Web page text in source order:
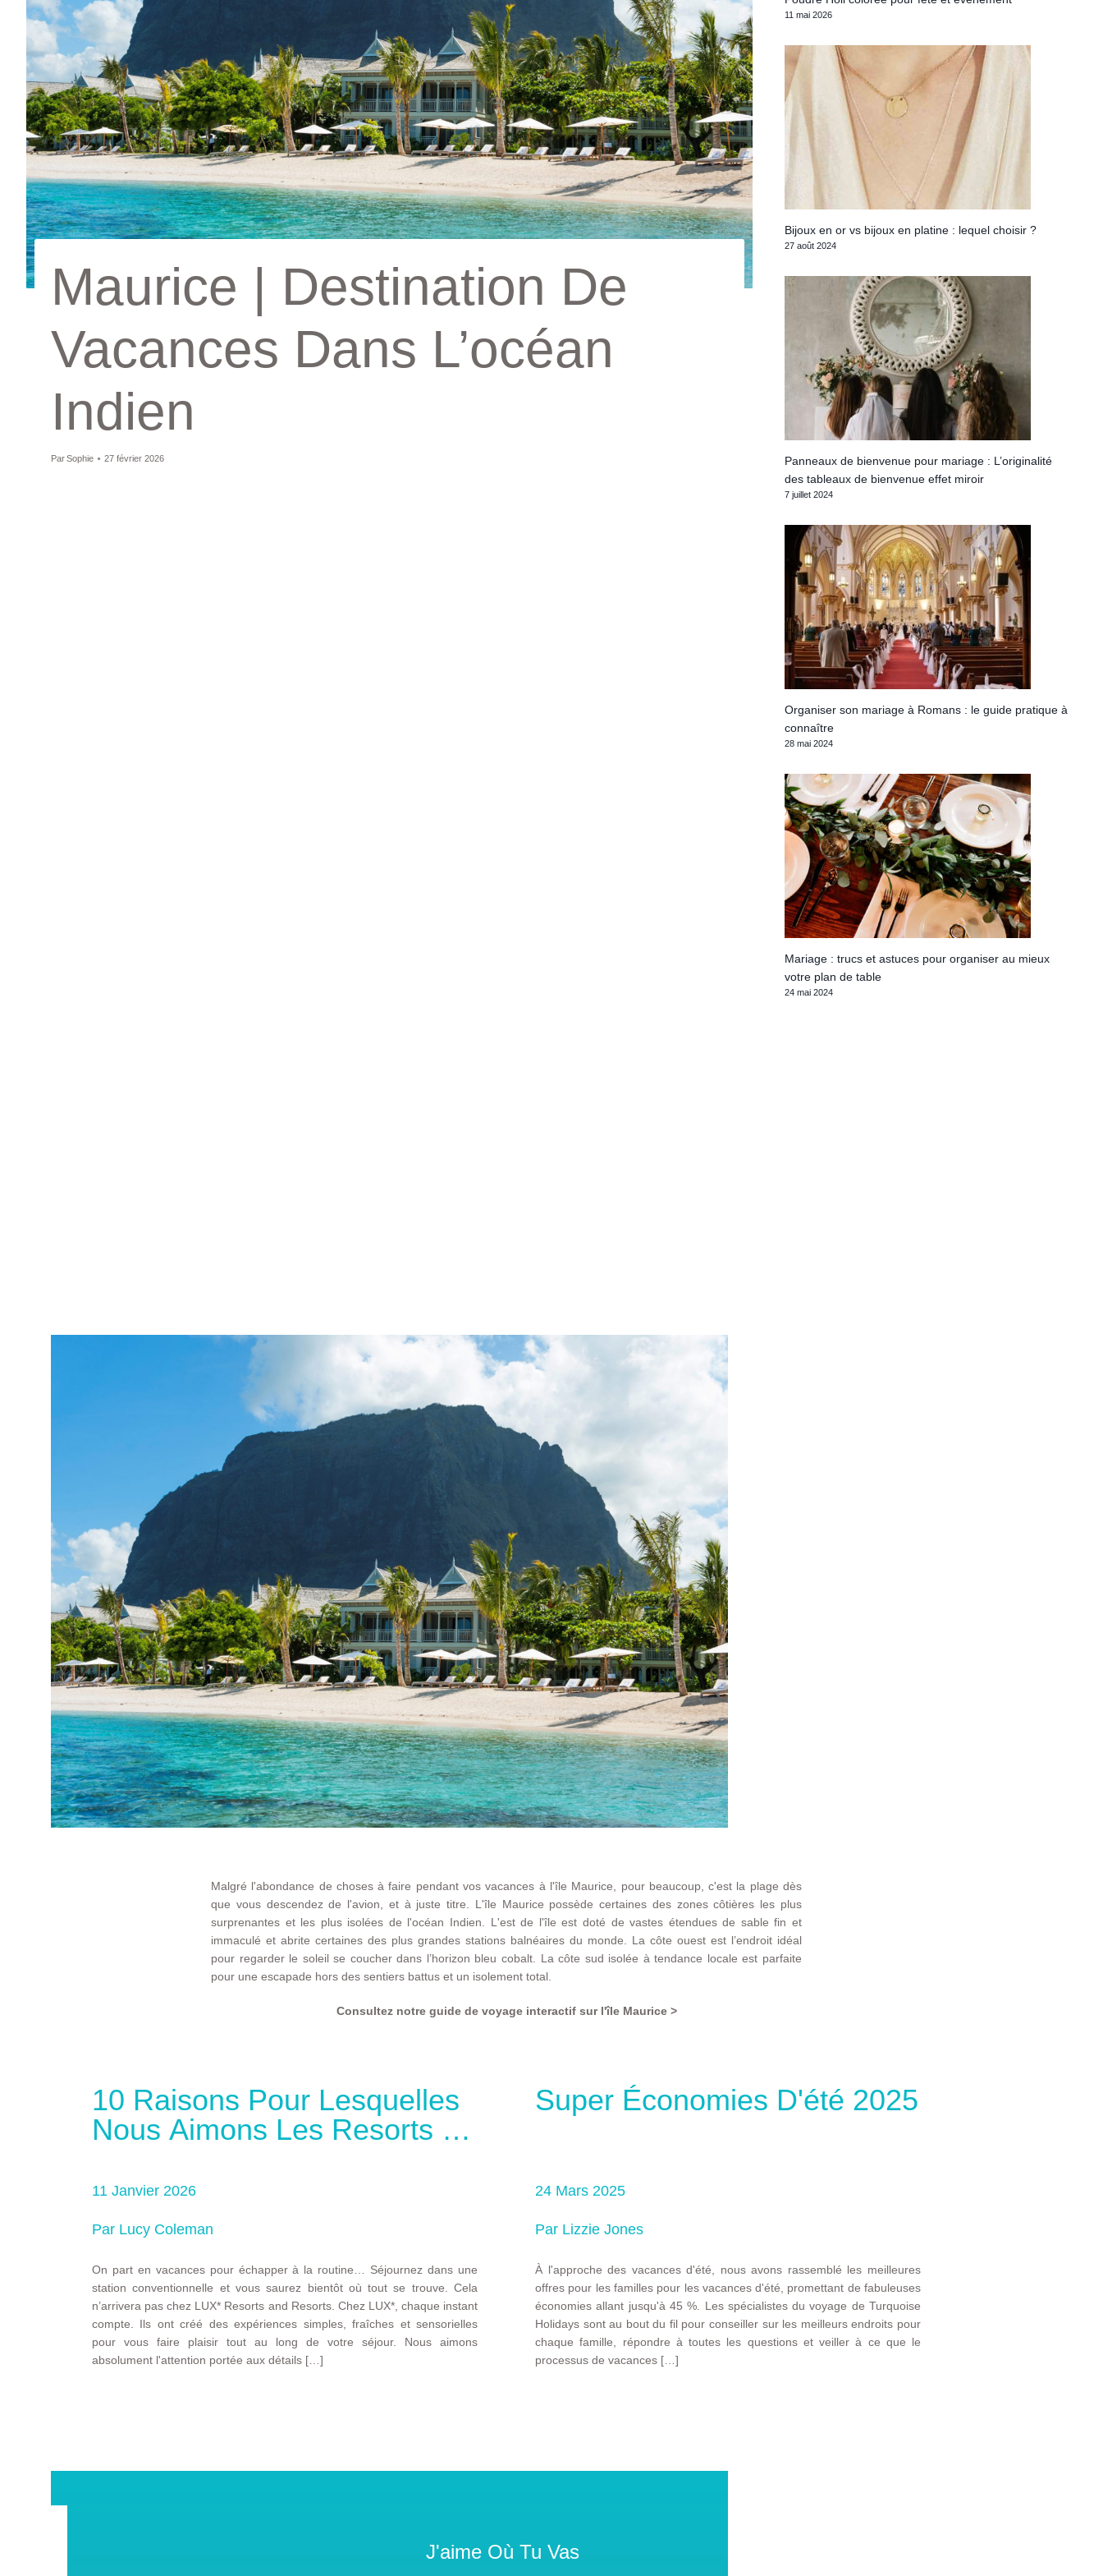
Maurice | Destination De
Vacances Dans L’océan
Indien
ParSophie 27 février 2026
Malgré l'abondance de choses à faire pendant vos vacances à l'île Maurice, pour beaucoup, c'est la plage dès
que vous descendez de l'avion, et à juste titre. L'île Maurice possède certaines des zones côtières les plus
surprenantes et les plus isolées de l'océan Indien. L'est de l'île est doté de vastes étendues de sable fin et
immaculé et abrite certaines des plus grandes stations balnéaires du monde. La côte ouest est l’endroit idéal
pour regarder le soleil se coucher dans l’horizon bleu cobalt. La côte sud isolée à tendance locale est parfaite
pour une escapade hors des sentiers battus et un isolement total.
Consultez notre guide de voyage interactif sur l'île Maurice >
10 Raisons Pour Lesquelles
Nous Aimons Les Resorts Et
11 Janvier 2026
Par Lucy Coleman
On part en vacances pour échapper à la routine… Séjournez dans une
station conventionnelle et vous saurez bientôt où tout se trouve. Cela
n’arrivera pas chez LUX* Resorts and Resorts. Chez LUX*, chaque instant
compte. Ils ont créé des expériences simples, fraîches et sensorielles
pour vous faire plaisir tout au long de votre séjour. Nous aimons
absolument l'attention portée aux détails […]
Super Économies D'été 2025
24 Mars 2025
Par Lizzie Jones
À l'approche des vacances d'été, nous avons rassemblé les meilleures
offres pour les familles pour les vacances d'été, promettant de fabuleuses
économies allant jusqu'à 45 %. Les spécialistes du voyage de Turquoise
Holidays sont au bout du fil pour conseiller sur les meilleurs endroits pour
chaque famille, répondre à toutes les questions et veiller à ce que le
processus de vacances […]
J'aime Où Tu Vas
11 mai 2026
Bijoux en or vs bijoux en platine : lequel choisir ?
27 août 2024
Panneaux de bienvenue pour mariage : L’originalité
des tableaux de bienvenue effet miroir
7 juillet 2024
Organiser son mariage à Romans : le guide pratique à
connaître
28 mai 2024
Mariage : trucs et astuces pour organiser au mieux
votre plan de table
24 mai 2024